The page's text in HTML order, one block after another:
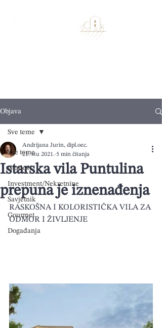
Objava
Sve teme
Gradovi
Investment/Nekretnine
Savjetnik
Gourmet
Događanja
Sve teme
Istarska vila Puntulina
prepuna je iznenađenja
Andrijana Jurin, dipl.oec.
21. stu 2021. 5 min čitanja
RASKOŠNA I KOLORISTIČKA VILA ZA
ODMOR I ŽIVLJENJE